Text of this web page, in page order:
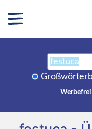
Werbefrei